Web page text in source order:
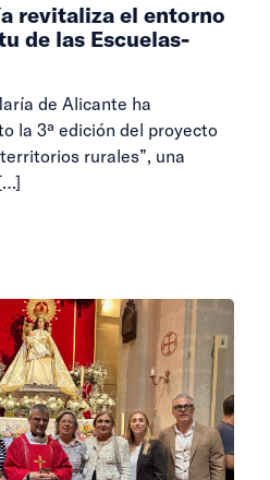
revitaliza el entorno
de las Escuelas-
de Alicante ha
la 3ª edición del proyecto
rurales”, una